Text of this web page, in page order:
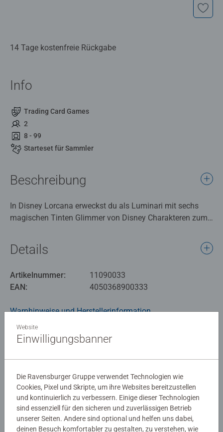
14 Tage kostenfreie Rückgabe
Info
Trading Card Games
2
8 - 99
Starteset für Sammler
Beschreibung
In Disney Lorcana erweckst du als Luminari mit sechs
magischen Tinten Glimmer von Disney Charakteren zum
Das Starterset für Sammler enthält neben zusätzlichen
Booster Packs weitere exklusive Inhalte um eine eigene
Produktsprache: Deutsch
Disney Lorcana ist ein Sammelkartenspiel von
Ravensburger mit einzigartiger Spielmechanik, das
beliebte Disney Charaktere in einer völlig neuen Welt im
Details
Artikelnummer:
11090033
EAN:
4050368900333
Warnhinweise und Herstellerinformation
Noch keine Bewertungen
abgegeben
0/0
Website
Einwilligungsbanner
Die Ravensburger Gruppe verwendet Technologien wie
Cookies, Pixel und Skripte, um ihre Websites bereitzustellen
und kontinuierlich zu verbessern. Einige dieser Technologien
sind essenziell für den sicheren und zuverlässigen Betrieb
unserer Seiten. Andere sind optional und helfen uns dabei,
deinen Besuch komfortabler zu gestalten, zu verstehen, wie